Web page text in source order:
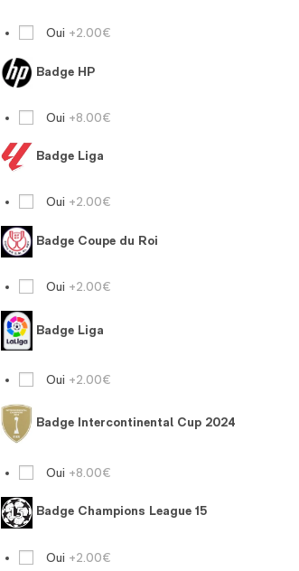
Oui +2.00€
Badge HP
Oui +8.00€
Badge Liga
Oui +2.00€
Badge Coupe du Roi
Oui +2.00€
Badge Liga
Oui +2.00€
Badge Intercontinental Cup 2024
Oui +8.00€
Badge Champions League 15
Oui +2.00€